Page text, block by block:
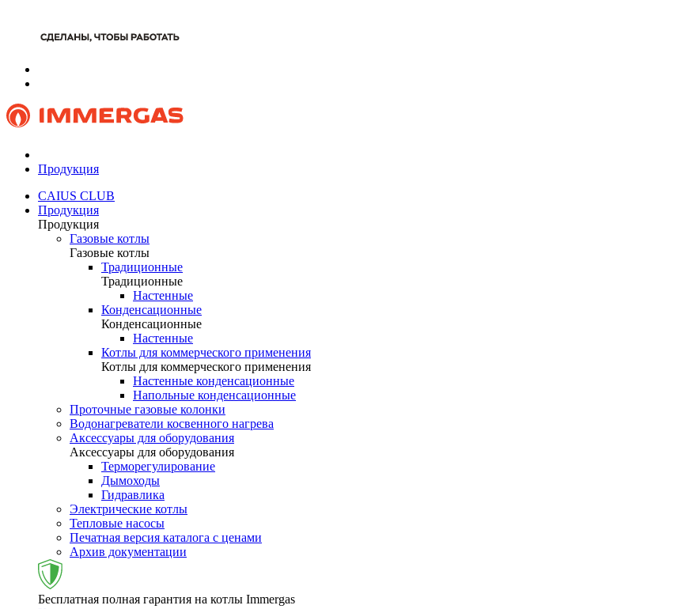
Продукция
CAIUS CLUB
Продукция
Продукция
Газовые котлы
Газовые котлы
Традиционные
Традиционные
Настенные
Конденсационные
Конденсационные
Настенные
Котлы для коммерческого применения
Котлы для коммерческого применения
Настенные конденсационные
Напольные конденсационные
Проточные газовые колонки
Водонагреватели косвенного нагрева
Аксессуары для оборудования
Аксессуары для оборудования
Терморегулирование
Дымоходы
Гидравлика
Электрические котлы
Тепловые насосы
Печатная версия каталога с ценами
Архив документации
Бесплатная полная гарантия на котлы Immergas